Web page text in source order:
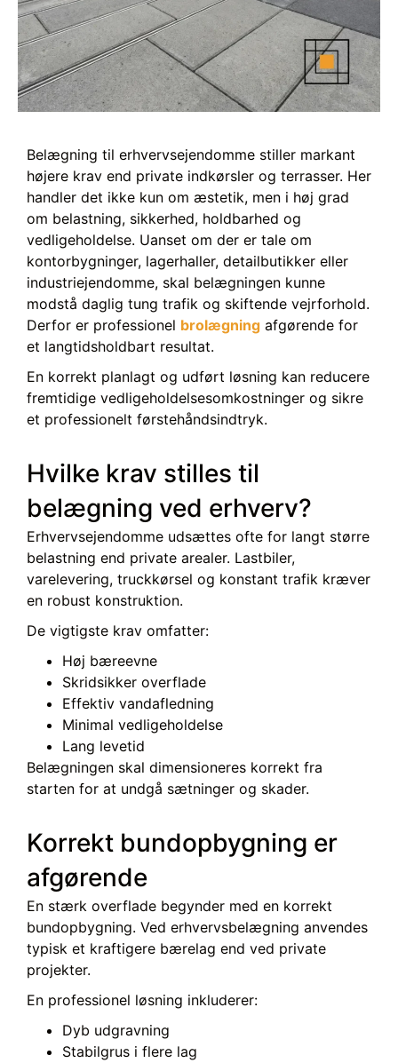
Belægning til erhvervsejendomme stiller markant
højere krav end private indkørsler og terrasser. Her
handler det ikke kun om æstetik, men i høj grad
om belastning, sikkerhed, holdbarhed og
vedligeholdelse. Uanset om der er tale om
kontorbygninger, lagerhaller, detailbutikker eller
industriejendomme, skal belægningen kunne
modstå daglig tung trafik og skiftende vejrforhold.
Derfor er professionel brolægning afgørende for
et langtidsholdbart resultat.
En korrekt planlagt og udført løsning kan reducere
fremtidige vedligeholdelsesomkostninger og sikre
et professionelt førstehåndsindtryk.
Hvilke krav stilles til
belægning ved erhverv?
Erhvervsejendomme udsættes ofte for langt større
belastning end private arealer. Lastbiler,
varelevering, truckkørsel og konstant trafik kræver
en robust konstruktion.
De vigtigste krav omfatter:
Høj bæreevne
Skridsikker overflade
Effektiv vandafledning
Minimal vedligeholdelse
Lang levetid
Belægningen skal dimensioneres korrekt fra
starten for at undgå sætninger og skader.
Korrekt bundopbygning er
afgørende
En stærk overflade begynder med en korrekt
bundopbygning. Ved erhvervsbelægning anvendes
typisk et kraftigere bærelag end ved private
projekter.
En professionel løsning inkluderer:
Dyb udgravning
Stabilgrus i flere lag